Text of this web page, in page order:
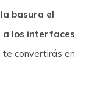
basura el
a los interfaces
te convertirás en